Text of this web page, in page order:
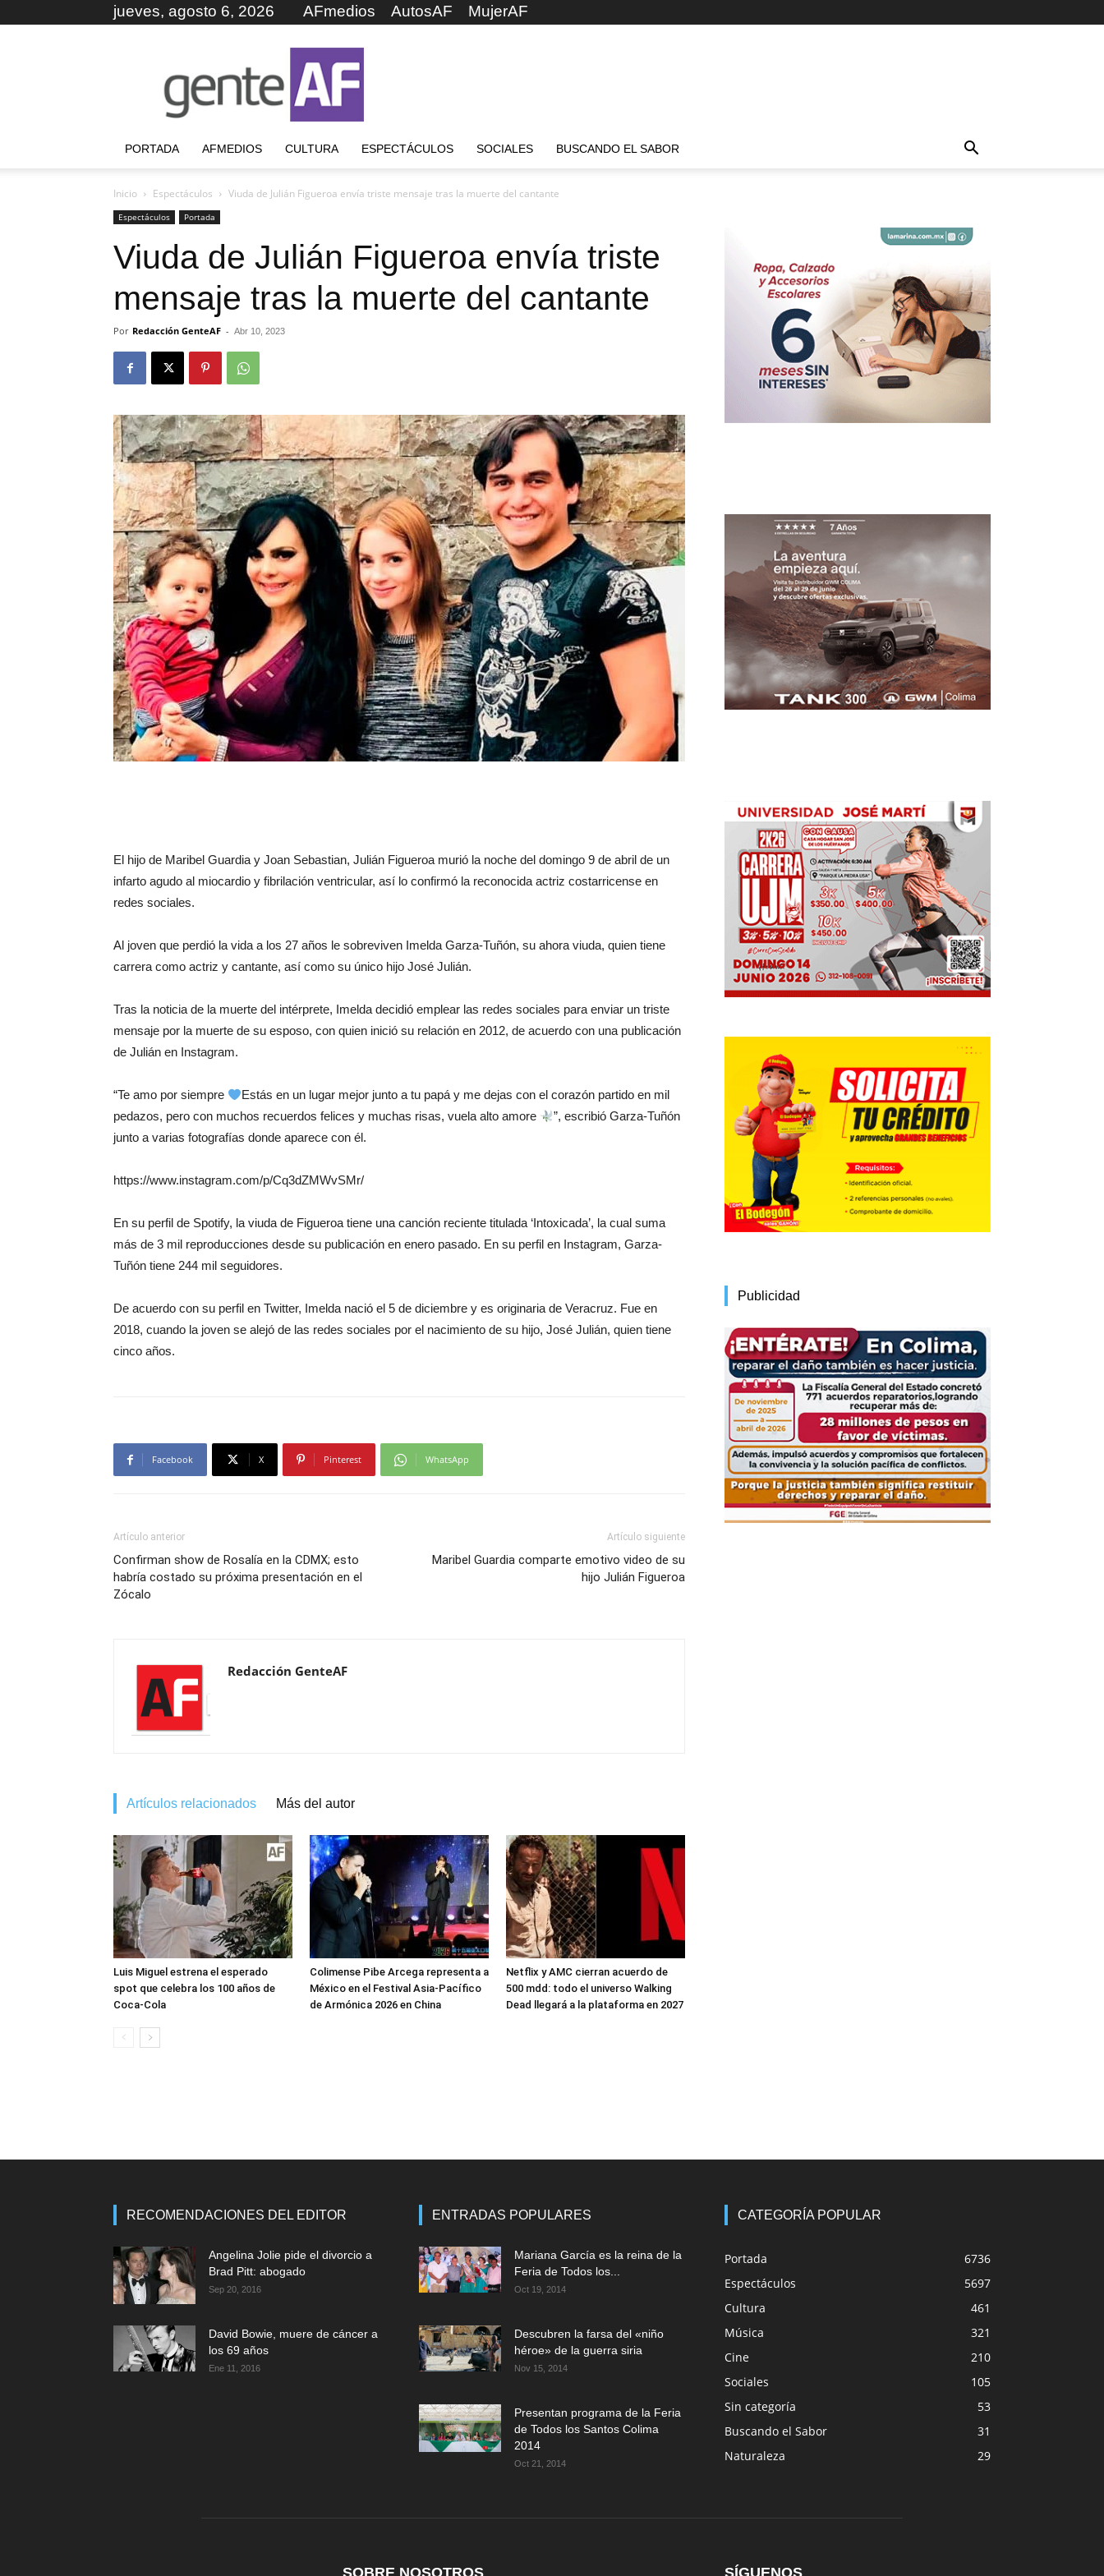
jueves, agosto 6, 2026 AFmedios AutosAF MujerAF
PORTADA AFMEDIOS CULTURA ESPECTÁCULOS SOCIALES BUSCANDO EL SABOR
Inicio Espectáculos Viuda de Julián Figueroa envía triste mensaje tras la muerte del cantante
Espectáculos Portada
Viuda de Julián Figueroa envía triste
mensaje tras la muerte del cantante
Por Redacción GenteAF - Abr 10, 2023
El hijo de Maribel Guardia y Joan Sebastian, Julián Figueroa murió la noche del domingo 9 de abril de un
infarto agudo al miocardio y fibrilación ventricular, así lo confirmó la reconocida actriz costarricense en
redes sociales.
Al joven que perdió la vida a los 27 años le sobreviven Imelda Garza-Tuñón, su ahora viuda, quien tiene
carrera como actriz y cantante, así como su único hijo José Julián.
Tras la noticia de la muerte del intérprete, Imelda decidió emplear las redes sociales para enviar un triste
mensaje por la muerte de su esposo, con quien inició su relación en 2012, de acuerdo con una publicación
de Julián en Instagram.
“Te amo por siempre
Estás en un lugar mejor junto a tu papá y me dejas con el corazón partido en mil
pedazos, pero con muchos recuerdos felices y muchas risas, vuela alto amore
”, escribió Garza-Tuñón
junto a varias fotografías donde aparece con él.
https://www.instagram.com/p/Cq3dZMWvSMr/
En su perfil de Spotify, la viuda de Figueroa tiene una canción reciente titulada ‘Intoxicada’, la cual suma
más de 3 mil reproducciones desde su publicación en enero pasado. En su perfil en Instagram, Garza-
Tuñón tiene 244 mil seguidores.
De acuerdo con su perfil en Twitter, Imelda nació el 5 de diciembre y es originaria de Veracruz. Fue en
2018, cuando la joven se alejó de las redes sociales por el nacimiento de su hijo, José Julián, quien tiene
cinco años.
Facebook X Pinterest WhatsApp
Artículo anterior
Confirman show de Rosalía en la CDMX; esto
habría costado su próxima presentación en el
Zócalo
Artículo siguiente
Maribel Guardia comparte emotivo video de su
hijo Julián Figueroa
Redacción GenteAF
Artículos relacionados Más del autor
Luis Miguel estrena el esperado
spot que celebra los 100 años de
Coca-Cola
Colimense Pibe Arcega representa a
México en el Festival Asia-Pacífico
de Armónica 2026 en China
Netflix y AMC cierran acuerdo de
500 mdd: todo el universo Walking
Dead llegará a la plataforma en 2027
Publicidad
RECOMENDACIONES DEL EDITOR
Angelina Jolie pide el divorcio a
Brad Pitt: abogado
Sep 20, 2016
David Bowie, muere de cáncer a
los 69 años
Ene 11, 2016
ENTRADAS POPULARES
Mariana García es la reina de la
Feria de Todos los...
Oct 19, 2014
Descubren la farsa del «niño
héroe» de la guerra siria
Nov 15, 2014
Presentan programa de la Feria
de Todos los Santos Colima
2014
Oct 21, 2014
CATEGORÍA POPULAR
Portada
6736
Espectáculos
5697
Cultura
461
Música
321
Cine
210
Sociales
105
Sin categoría
53
Buscando el Sabor
31
Naturaleza
29
SOBRE NOSOTROS SÍGUENOS